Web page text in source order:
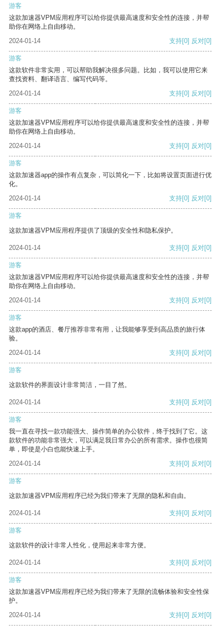
游客
这款加速器VPM应用程序可以给你提供最高速度和安全性的连接，并帮
助你在网络上自由移动。
2024-01-14
支持[0] 反对[0]
游客
这款软件非常实用，可以帮助我解决很多问题。比如，我可以使用它来
查找资料、翻译语言、编写代码等。
2024-01-14
支持[0] 反对[0]
游客
这款加速器VPM应用程序可以给你提供最高速度和安全性的连接，并帮
助你在网络上自由移动。
2024-01-14
支持[0] 反对[0]
游客
这款加速器app的操作有点复杂，可以简化一下，比如将设置页面进行优
化。
2024-01-14
支持[0] 反对[0]
游客
这款加速器VPM应用程序提供了顶级的安全性和隐私保护。
2024-01-14 支持[0] 反对[0]
游客
这款加速器VPM应用程序可以给你提供最高速度和安全性的连接，并帮
助你在网络上自由移动。
2024-01-14
支持[0] 反对[0]
游客
这款app的酒店、餐厅推荐非常有用，让我能够享受到高品质的旅行体
验。
2024-01-14
支持[0] 反对[0]
游客
这款软件的界面设计非常简洁，一目了然。
2024-01-14 支持[0] 反对[0]
游客
我一直在寻找一款功能强大、操作简单的办公软件，终于找到了它。这
款软件的功能非常强大，可以满足我日常办公的所有需求。操作也很简
单，即使是小白也能快速上手。
2024-01-14
支持[0] 反对[0]
游客
这款加速器VPM应用程序已经为我们带来了无限的隐私和自由。
2024-01-14 支持[0] 反对[0]
游客
这款软件的设计非常人性化，使用起来非常方便。
2024-01-14 支持[0] 反对[0]
游客
这款加速器VPM应用程序已经为我们带来了无限的流畅体验和安全性保
护。
2024-01-14
支持[0] 反对[0]